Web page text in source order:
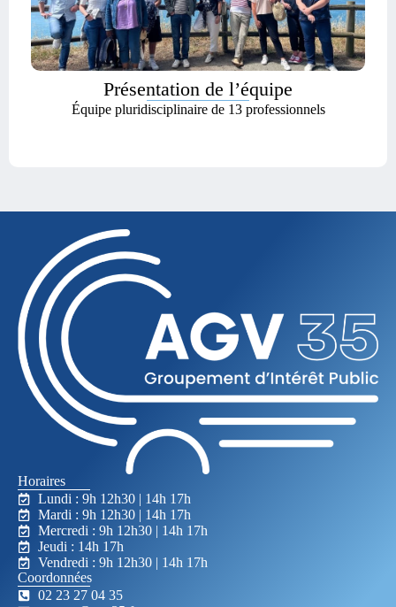
Présentation de l’équipe
Équipe pluridisciplinaire de 13 professionnels
Horaires
Lundi : 9h 12h30 | 14h 17h
Mardi : 9h 12h30 | 14h 17h
Mercredi : 9h 12h30 | 14h 17h
Jeudi : 14h 17h
Vendredi : 9h 12h30 | 14h 17h
Coordonnées
02 23 27 04 35